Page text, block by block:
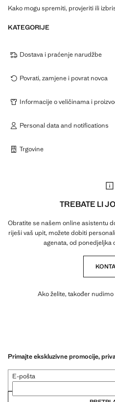
Kako mogu spremiti, provjeriti ili
KATEGORIJE
Dostava i praćenje narudžbe
Povrati, zamjene i povrat novca
Informacije o veličinama i
Personal data and notifications
Trgovine
TREBATE LI
Obratite se našem online asistentu
riješi vaš upit, možete dobiti
agenata, od ponedjeljka
Ako želite, također
Primajte ekskluzivne promocije,
E-pošta